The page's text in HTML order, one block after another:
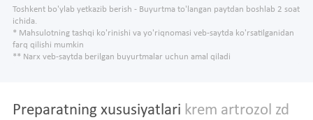
Toshkent bo'ylab yetkazib berish - Buyurtma to'langan paytdan boshlab 2 soat
ichida.
* Mahsulotning tashqi ko'rinishi va yo'riqnomasi veb-saytda ko'rsatilganidan
farq qilishi mumkin
** Narx veb-saytda berilgan buyurtmalar uchun amal qiladi
Preparatning xususiyatlari krem artrozol zd